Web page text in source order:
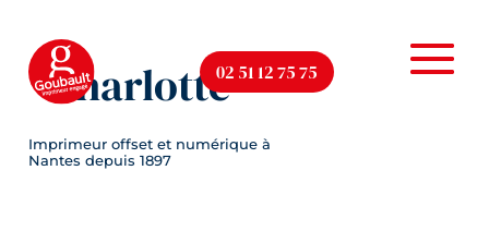
02 51 12 75 75
Charlotte